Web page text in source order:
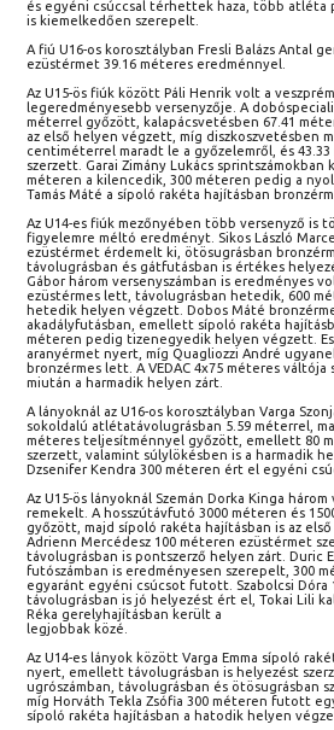
és egyéni csúccsal térhettek haza, több atléta
is kiemelkedően szerepelt.
A fiú U16-os korosztályban Fresli Balázs Antal
ezüstérmet 39.16 méteres eredménnyel.
Az U15-ös fiúk között Páli Henrik volt a
legeredményesebb versenyzője. A
méterrel győzött, kalapácsvetésben 67.41
az első helyen végzett, míg diszkoszvetésben
centiméterrel maradt le a győzelemről, és
szerzett. Garai Zimány Lukács sprintszámokban
méteren a kilencedik, 300 méteren pedig a
Tamás Máté a sípoló rakéta hajításban
Az U14-es fiúk mezőnyében több versenyző is
figyelemre méltó eredményt. Sikos László
ezüstérmet érdemelt ki, ötösugrásban
távolugrásban és gátfutásban is értékes
Gábor három versenyszámban is eredményes
ezüstérmes lett, távolugrásban hetedik, 600
hetedik helyen végzett. Dobos Máté
akadályfutásban, emellett sípoló rakéta
méteren pedig tizenegyedik helyen végzett.
aranyérmet nyert, míg Quagliozzi André
bronzérmes lett. A VEDAC 4x75 méteres
miután a harmadik helyen zárt.
A lányoknál az U16-os korosztályban Varga
sokoldalú atlétatávolugrásban 5.59 méterrel,
méteres teljesítménnyel győzött, emellett 80
szerzett, valamint súlylökésben is a harmadik
Dzsenifer Kendra 300 méteren ért el egyéni
Az U15-ös lányoknál Szemán Dorka Kinga három
remekelt. A hosszútávfutó 3000 méteren és
győzött, majd sípoló rakéta hajításban is az
Adrienn Mercédesz 100 méteren ezüstérmet
távolugrásban is pontszerző helyen zárt. Duric
futószámban is eredményesen szerepelt, 300
egyaránt egyéni csúcsot futott. Szabolcsi Dóra
távolugrásban is jó helyezést ért el, Tokai Lili
Réka gerelyhajításban került a
legjobbak közé.
Az U14-es lányok között Varga Emma sípoló
nyert, emellett távolugrásban is helyezést
ugrószámban, távolugrásban és ötösugrásban
míg Horváth Tekla Zsófia 300 méteren futott
sípoló rakéta hajításban a hatodik helyen